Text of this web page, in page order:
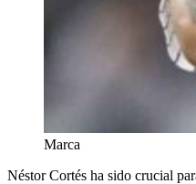
Marca
Néstor Cortés ha sido crucial